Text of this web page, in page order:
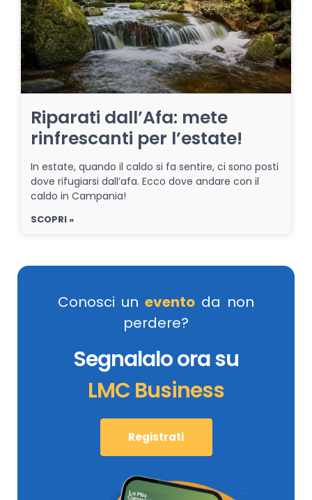
Riparati dall’Afa: mete
rinfrescanti per l’estate!
In estate, quando il caldo si fa sentire, ci sono posti
dove rifugiarsi dall’afa. Ecco dove andare con il
caldo in Campania!
SCOPRI »
Conosci un evento da non
perdere?
Segnalalo ora su
LMC Business
Registrati